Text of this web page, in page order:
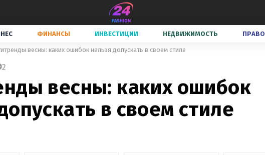
ФИНАНСЫ ИНВЕСТИЦИИ НЕДВИЖИМОСТЬ ПРАВО
весны: каких ошибок нельзя допускать в своем стиле
2
весны: каких ошибок
в своем стиле